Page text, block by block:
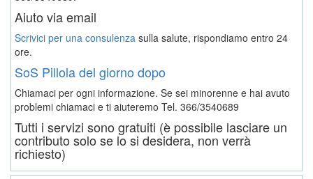
Aiuto via email
Scrivici per una consulenza sulla salute, rispondiamo entro 24
ore.
SoS Pillola del giorno dopo
Chiamaci per ogni informazione. Se sei minorenne e hai avuto
problemi chiamaci e ti aiuteremo Tel. 366/3540689
Tutti i servizi sono gratuiti (è possibile lasciare un
contributo solo se lo si desidera, non verrà
richiesto)